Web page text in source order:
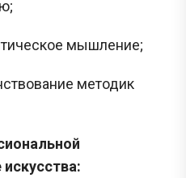
мышление;
методик